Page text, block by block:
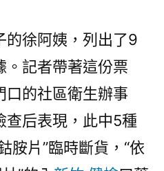
的徐阿姨，列出了9
。記者帶著這份票
口的社區衛生辦事
查后表現，此中5種
胺片”臨時斷貨，“依